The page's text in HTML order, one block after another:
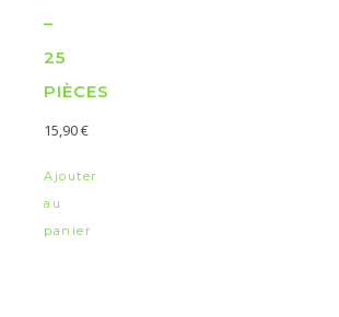
–
25
PIÈCES
15,90€
Ajouter
au
panier